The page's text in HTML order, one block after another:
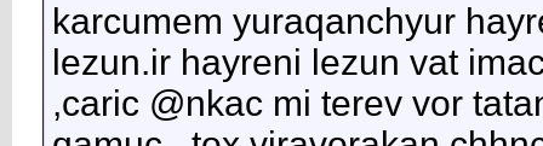
karcumem yuraqanchyur
lezun.ir hayreni lezun vat
,caric @nkac mi terev vor